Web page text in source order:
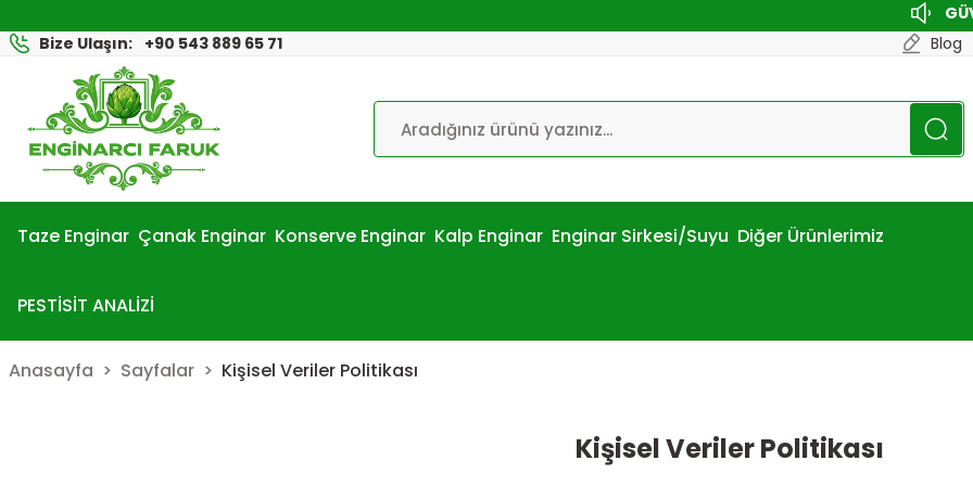
Bize Ulaşın: +90 543 889 65 71 Blog
Taze Enginar Çanak Enginar Konserve Enginar Kalp Enginar Enginar Sirkesi/Suyu Diğer Ürünlerimiz
PESTİSİT ANALİZİ
Anasayfa Sayfalar Kişisel Veriler Politikası
Kişisel Veriler Politikası